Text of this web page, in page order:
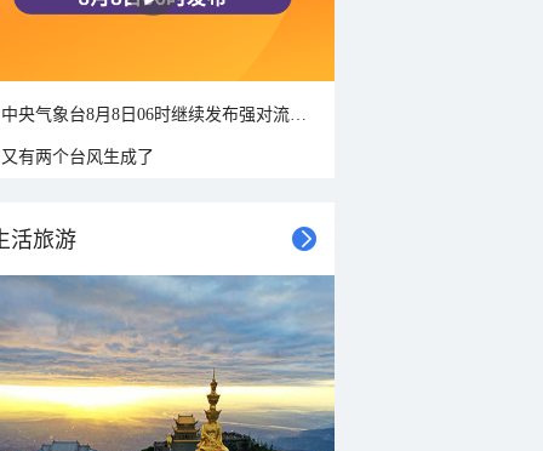
又有两个台风生成了
活旅游